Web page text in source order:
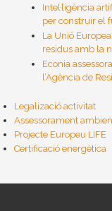
Intel·ligència
per construir el
La Unió
residus amb la
Econia
l’Agència de
Legalizació activitat
Assessorament
Projecte Europeu LIFE
Certificació energètica